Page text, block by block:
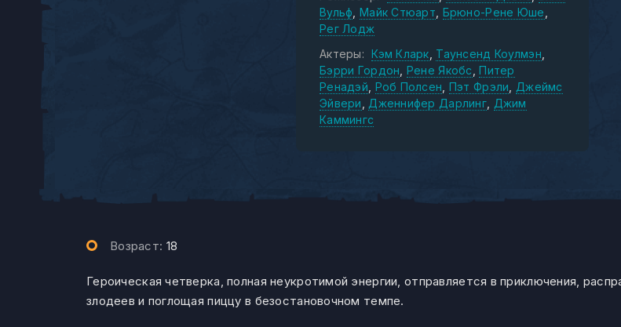
Вульф Майк Стюарт Брюно-Рене Юше
Рег Лодж
Актеры:
Кэм Кларк Таунсенд Коулмэн
Бэрри Гордон Рене Якобс
Питер
Ренадэй Роб Полсен Пэт Фрэли
Джеймс
Эйвери
Дженнифер Дарлинг Джим
Каммингс
Возраст: 18
Героическая четверка, полная неукротимой энергии, отправляется в приключения,
злодеев и поглощая пиццу в безостановочном темпе.